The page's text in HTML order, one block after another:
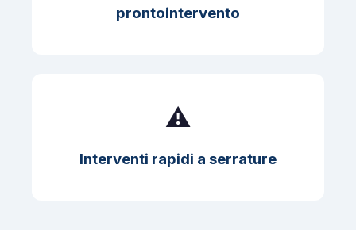
prontointervento
⚠️
Interventi rapidi a serrature